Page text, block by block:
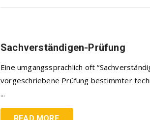
Sachverständigen-Prüfung
Eine umgangssprachlich oft
vorgeschriebene Prüfung bestimmter
...
READ MORE